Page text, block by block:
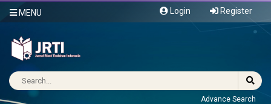
MENU Login Register
Advance Search